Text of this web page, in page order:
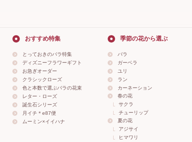
おすすめ特集
とっておきのバラ特集
ディズニーフラワーギフト
お急ぎオーダー
クラシックローズ
色と本数で選ぶバラの花束
レター・ローズ
誕生石シリーズ
月イチ＊e87便
ムーミン×イイハナ
季節の花から選ぶ
バラ
ガーベラ
ユリ
ラン
カーネーション
春の花
サクラ
チューリップ
夏の花
アジサイ
ヒマワリ